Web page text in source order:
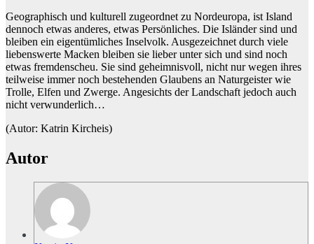
Geographisch und kulturell zugeordnet zu Nordeuropa, ist Island
dennoch etwas anderes, etwas Persönliches. Die Isländer sind und
bleiben ein eigentümliches Inselvolk. Ausgezeichnet durch viele
liebenswerte Macken bleiben sie lieber unter sich und sind noch
etwas fremdenscheu. Sie sind geheimnisvoll, nicht nur wegen ihres
teilweise immer noch bestehenden Glaubens an Naturgeister wie
Trolle, Elfen und Zwerge. Angesichts der Landschaft jedoch auch
nicht verwunderlich…
(Autor: Katrin Kircheis)
Autor